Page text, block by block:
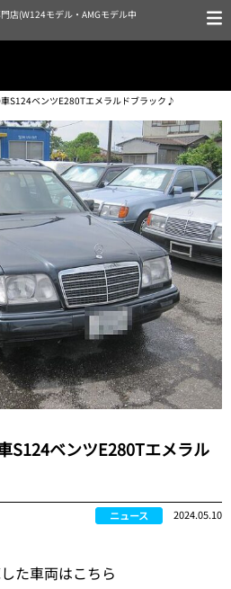
店(W124モデル・AMGモデル中
S124ベンツE280Tエメラルドブラック♪
S124ベンツE280Tエメラル
ニュース 2024.05.10
た車両はこちら